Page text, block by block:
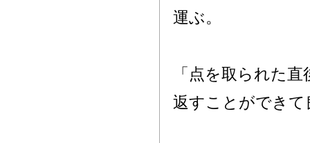
運ぶ。
「点を取られた
返すことができ